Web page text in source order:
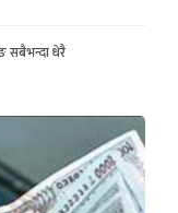
सबैभन्दा धेरै